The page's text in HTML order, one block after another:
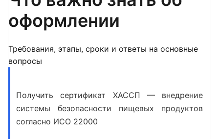
оформлении
Требования, этапы, сроки и ответы на основные
вопросы
Получить сертификат ХАССП — внедрение
системы безопасности пищевых продуктов
согласно ИСО 22000